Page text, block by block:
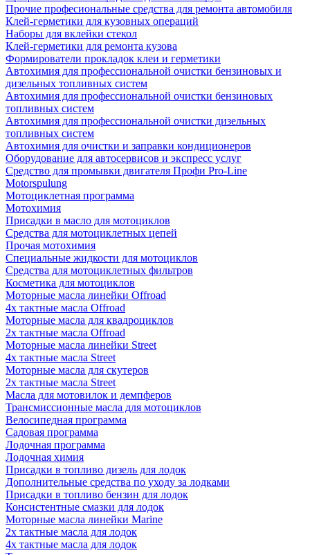
Прочие професиональные средства для ремонта автомобиля
Клей-герметики для кузовных операций
Наборы для вклейки стекол
Клей-герметики для ремонта кузова
Формирователи прокладок клеи и герметики
Автохимия для профессиональной очистки бензиновых и
дизельных топливных систем
Автохимия для профессиональной очистки бензиновых
топливных систем
Автохимия для профессиональной очистки дизельных
топливных систем
Автохимия для очистки и заправки кондиционеров
Оборудование для автосервисов и экспресс услуг
Средство для промывки двигателя Профи Pro-Line
Motorspulung
Мотоциклетная программа
Мотохимия
Присадки в масло для мотоциклов
Средства для мотоциклетных цепей
Прочая мотохимия
Специальные жидкости для мотоциклов
Средства для мотоциклетных фильтров
Косметика для мотоциклов
Моторные масла линейки Offroad
4х тактные масла Offroad
Моторные масла для квадроциклов
2х тактные масла Offroad
Моторные масла линейки Street
4х тактные масла Street
Моторные масла для скутеров
2х тактные масла Street
Масла для мотовилок и демпферов
Трансмиссионные масла для мотоциклов
Велосипедная программа
Садовая программа
Лодочная программа
Лодочная химия
Присадки в топливо дизель для лодок
Дополнительные средства по уходу за лодками
Присадки в топливо бензин для лодок
Консистентные смазки для лодок
Моторные масла линейки Marine
2х тактные масла для лодок
4х тактные масла для лодок